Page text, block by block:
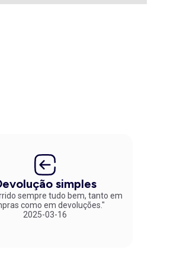
simples
sempre tudo bem, tanto em
como em devoluções."
2025-03-16